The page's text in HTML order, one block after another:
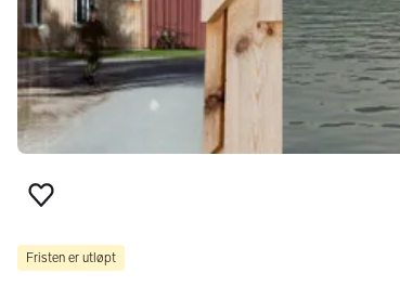
Fristen er utløpt